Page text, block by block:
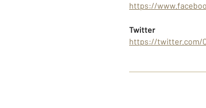
https://
Twitter
https://twitter.com/